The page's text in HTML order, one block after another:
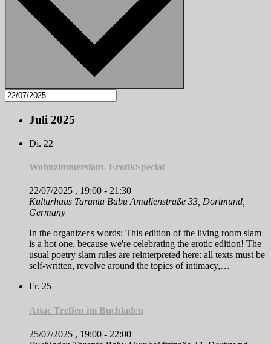
Juli 2025
Di. 22
Wohnzimmerslam- ErotikSpecial
22/07/2025 , 19:00 - 21:30
Kulturhaus Taranta BabuAmalienstraße 33, Dortmund,
Germany
In the organizer's words: This edition of the living room slam
is a hot one, because we're celebrating the erotic edition! The
usual poetry slam rules are reinterpreted here: all texts must be
self-written, revolve around the topics of intimacy,…
Fr. 25
Attac Treffen im Buchladen
25/07/2025 , 19:00 - 22:00